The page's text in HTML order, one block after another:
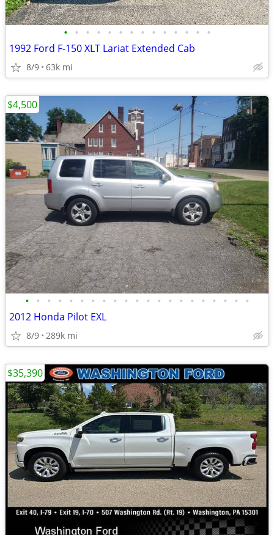
• • • • • • • • • • • • • •
1992 Ford F-150 XLT Lariat Extended Cab
8/9 63k mi
• • • • • • • • • • • • • • • • • • • • •
2012 Honda Pilot EXL
8/9 289k mi
$4,500
$35,390